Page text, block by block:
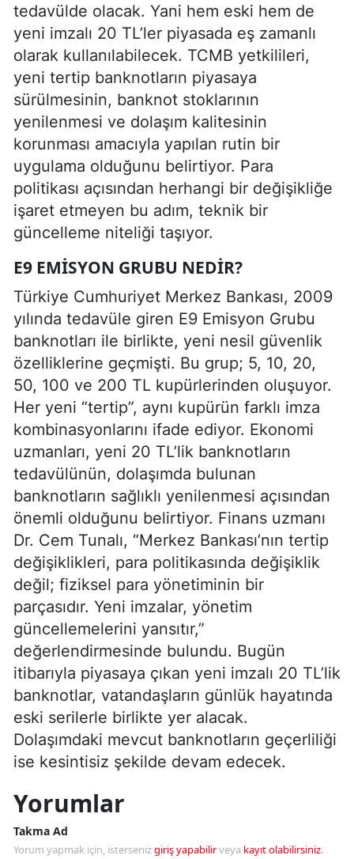
tedavülde olacak. Yani hem eski hem de
yeni imzalı 20 TL’ler piyasada eş zamanlı
olarak kullanılabilecek. TCMB yetkilileri,
yeni tertip banknotların piyasaya
sürülmesinin, banknot stoklarının
yenilenmesi ve dolaşım kalitesinin
korunması amacıyla yapılan rutin bir
uygulama olduğunu belirtiyor. Para
politikası açısından herhangi bir değişikliğe
işaret etmeyen bu adım, teknik bir
güncelleme niteliği taşıyor.
E9 EMISYON GRUBU NEDIR?
Türkiye Cumhuriyet Merkez Bankası, 2009
yılında tedavüle giren E9 Emisyon Grubu
banknotları ile birlikte, yeni nesil güvenlik
özelliklerine geçmişti. Bu grup; 5, 10, 20,
50, 100 ve 200 TL kupürlerinden oluşuyor.
Her yeni “tertip”, aynı kupürün farklı imza
kombinasyonlarını ifade ediyor. Ekonomi
uzmanları, yeni 20 TL’lik banknotların
tedavülünün, dolaşımda bulunan
banknotların sağlıklı yenilenmesi açısından
önemli olduğunu belirtiyor. Finans uzmanı
Dr. Cem Tunalı, “Merkez Bankası’nın tertip
değişiklikleri, para politikasında değişiklik
değil; fiziksel para yönetiminin bir
parçasıdır. Yeni imzalar, yönetim
güncellemelerini yansıtır,”
değerlendirmesinde bulundu. Bugün
itibarıyla piyasaya çıkan yeni imzalı 20 TL’lik
banknotlar, vatandaşların günlük hayatında
eski serilerle birlikte yer alacak.
Dolaşımdaki mevcut banknotların geçerliliği
ise kesintisiz şekilde devam edecek.
Yorumlar
Takma Ad
Yorum yapmak için, istersenizgiriş yapabilirveya kayıt olabilirsiniz.